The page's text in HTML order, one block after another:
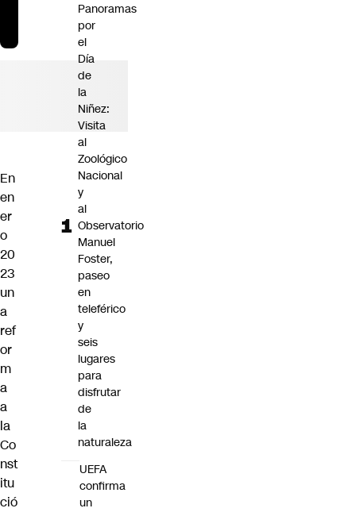
En
en
er
o
20
23
un
a
ref
or
m
a
a
la
Co
nst
itu
ció
Panoramas
por
el
Día
de
la
Niñez:
Visita
al
Zoológico
Nacional
y
al
Observatorio
Manuel
Foster,
paseo
en
teleférico
y
seis
lugares
para
disfrutar
de
la
naturaleza
UEFA
confirma
un